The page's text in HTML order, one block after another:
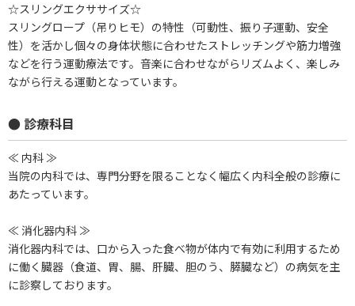
☆スリングエクササイズ☆
スリングロープ（吊りヒモ）の特性（可動性、振り子運動、安全
性）を活かし個々の身体状態に合わせたストレッチングや筋力増強
などを行う運動療法です。音楽に合わせながらリズムよく、楽しみ
ながら行える運動となっています。
● 診療科目
≪ 内科 ≫
当院の内科では、専門分野を限ることなく幅広く内科全般の診療に
あたっています。
≪ 消化器内科 ≫
消化器内科では、口から入った食べ物が体内で有効に利用するため
に働く臓器（食道、胃、腸、肝臓、胆のう、膵臓など）の病気を主
に診察しております。